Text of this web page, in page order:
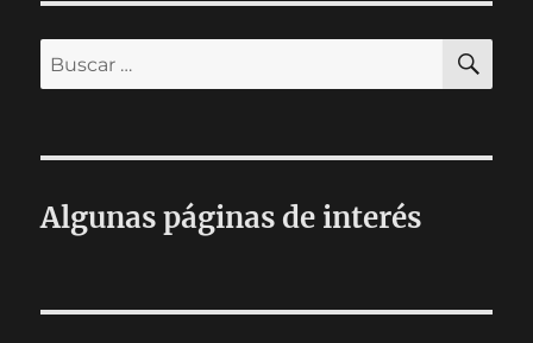
Buscar
por:
Algunas páginas de interés